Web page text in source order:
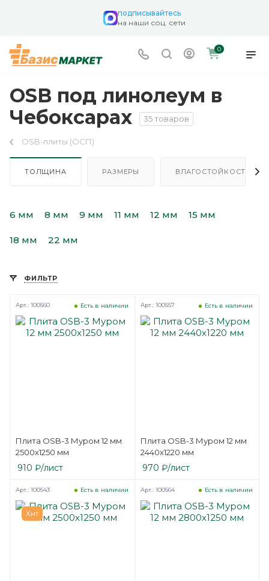
подписывайтесь
на наши соц. сети
0
OSB под линолеум в
Чебоксарах
35 товаров
OSB-плиты (ОСП)
ТОЛЩИНА РАЗМЕРЫ ВЛАГОСТОЙКОСТЬ
6 мм 8 мм 9 мм 11 мм 12 мм 15 мм
18 мм 22 мм
ФИЛЬТР
Плита OSB-3 Муром 12 мм
2500х1250 мм
Есть в наличии
Арт.: 100560
910 ₽/лист
Плита OSB-3 Муром 12 мм
2440х1220 мм
Есть в наличии
Арт.: 100557
970 ₽/лист
Хит
Есть в наличии
Арт.: 100543 Есть в наличии
Арт.: 100564